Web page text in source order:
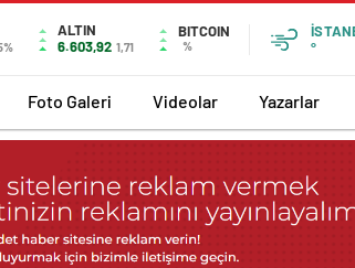
ALTIN
6.603,92 1,71
BITCOIN
%
°
Foto Galeri Videolar Yazarlar